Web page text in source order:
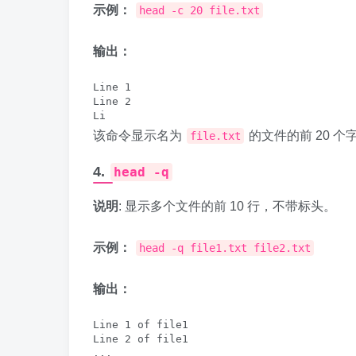
示例： head -c 20 file.txt
输出：
Line 1
Line 2
该命令显示名为 file.txt 的文件的前 20 个
4. head -q
说明: 显示多个文件的前 10 行，不带标头。
示例： head -q file1.txt file2.txt
输出：
Line 1 of file1
Line 2 of file1
...